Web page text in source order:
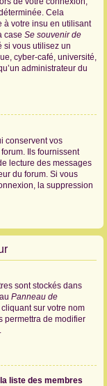
Cela
à votre insu en utilisant
case Se souvenir de
si vous utilisez un
cyber-café, université,
administrateur du
conservent vos
Ils fournissent
lecture des messages
du forum. Si vous
la suppression
sont stockés dans
Panneau de
sur votre nom
permettra de modifier
liste des membres